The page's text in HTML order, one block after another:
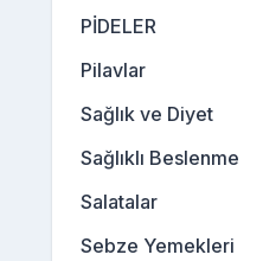
PİDELER
Pilavlar
Sağlık ve Diyet
Sağlıklı Beslenme
Salatalar
Sebze Yemekleri